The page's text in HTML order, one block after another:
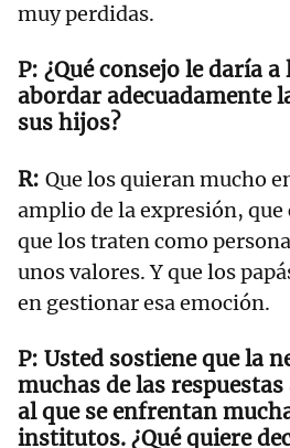
muy perdidas.
¿Qué consejo le daría
abordar adecuadamente
sus hijos?
Que los quieran mucho
amplio de la expresión,
que los traten como
unos valores. Y que los
en gestionar esa emoción.
Usted sostiene que la
muchas de las
al que se enfrentan
institutos. ¿Qué quiere